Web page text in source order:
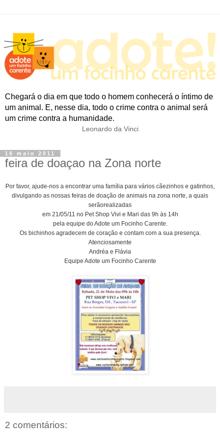
Chegará o dia em que todo o homem conhecerá o íntimo de
um animal. E, nesse dia, todo o crime contra o animal será
um crime contra a humanidade.
Leonardo da Vinci
16 maio 2011
feira de doaçao na Zona norte
Por favor, ajude-nos a encontrar uma família para vários cãezinhos e gatinhos,
divulgando as nossas feiras de doação de animais na zona norte, a quais
serãorealizadas
em 21/05/11 no Pet Shop Vivi e Mari das 9h às 14h
pela equipe do Adote um Focinho Carente.
Os bichinhos agradecem de coração e contam com a sua presença.
Atenciosamente
Andréa e Flávia
Equipe Adote um Focinho Carente
2 comentários: